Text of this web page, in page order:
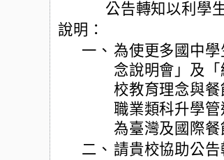
公告轉知以利學
說明：
一、 為使更多國中
念說明會」及
校教育理念與
職業類科升學
為臺灣及國際餐
二、 請貴校協助公